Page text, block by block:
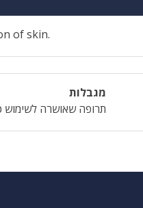
of skin.
מגבלות
תרופה שאושרה לשימוש